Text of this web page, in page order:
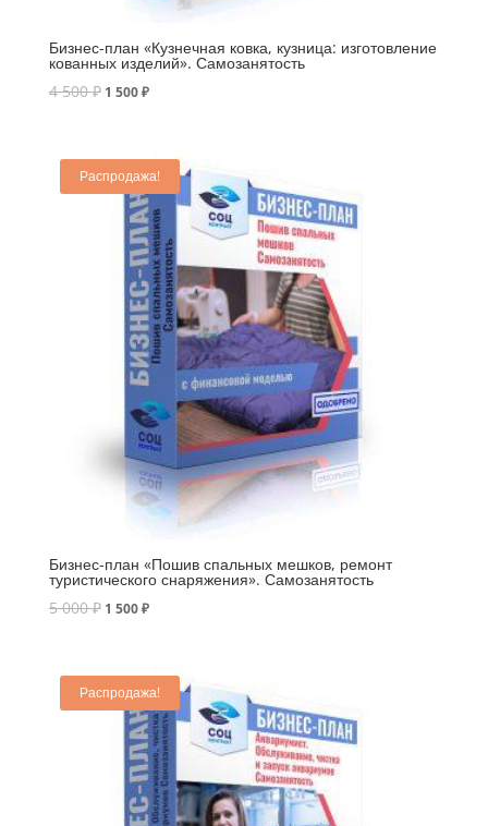
Бизнес-план «Кузнечная ковка, кузница: изготовление
кованных изделий». Самозанятость
4 500₽ 1 500₽
Распродажа!
Бизнес-план «Пошив спальных мешков, ремонт
туристического снаряжения». Самозанятость
5 000₽ 1 500₽
Распродажа!